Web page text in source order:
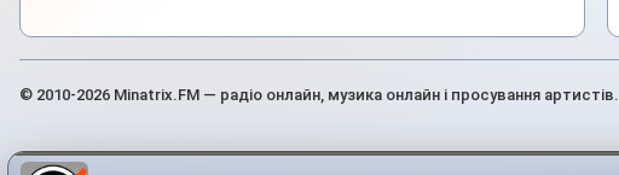
© 2010-2026 Minatrix.FM — радіо онлайн, музика онлайн і просування артистів.